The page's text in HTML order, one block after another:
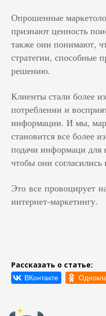
Опрошенные
признают ценность
также они понимают,
стратегии, способные
решению.
Клиенты стали более
потреблении и
информации. И мы,
становится все более
подачи информаци для
чтобы они согласились
Это все провоцирует
интернет-маркетингу.
Рассказать о статье: